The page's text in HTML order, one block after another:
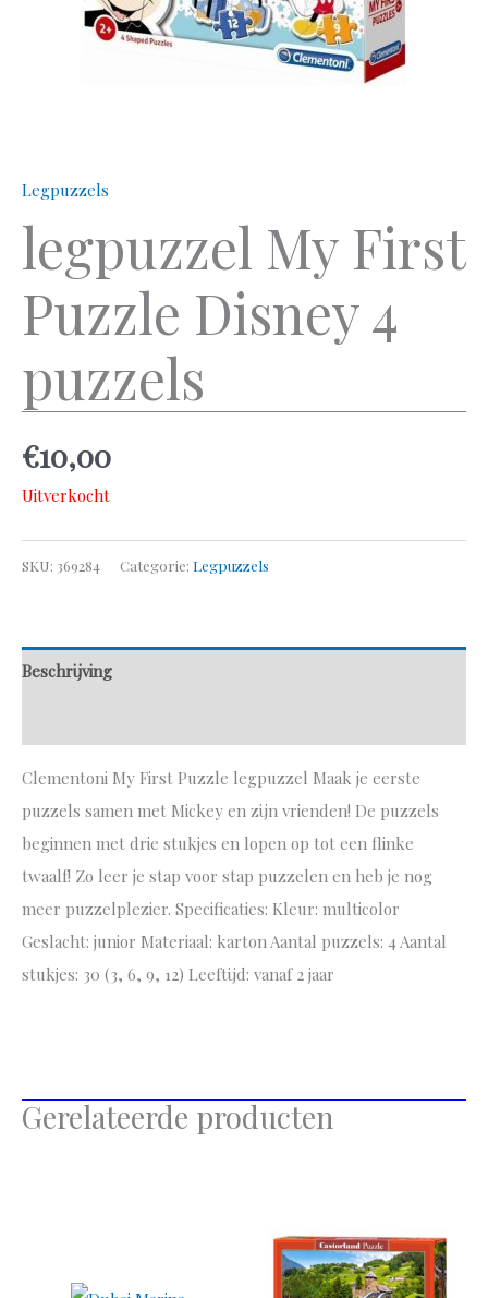
Legpuzzels
legpuzzel My First
Puzzle Disney 4
puzzels
€10,00
Uitverkocht
SKU: 369284 Categorie: Legpuzzels
Beschrijving
Clementoni My First Puzzle legpuzzel Maak je eerste
puzzels samen met Mickey en zijn vrienden! De puzzels
beginnen met drie stukjes en lopen op tot een flinke
twaalf! Zo leer je stap voor stap puzzelen en heb je nog
meer puzzelplezier. Specificaties: Kleur: multicolor
Geslacht: junior Materiaal: karton Aantal puzzels: 4 Aantal
stukjes: 30 (3, 6, 9, 12) Leeftijd: vanaf 2 jaar
Gerelateerde producten